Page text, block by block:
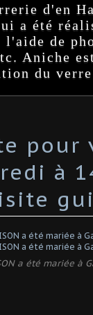
d'en
a été
de
Aniche
du
pour
à
a été mariée à